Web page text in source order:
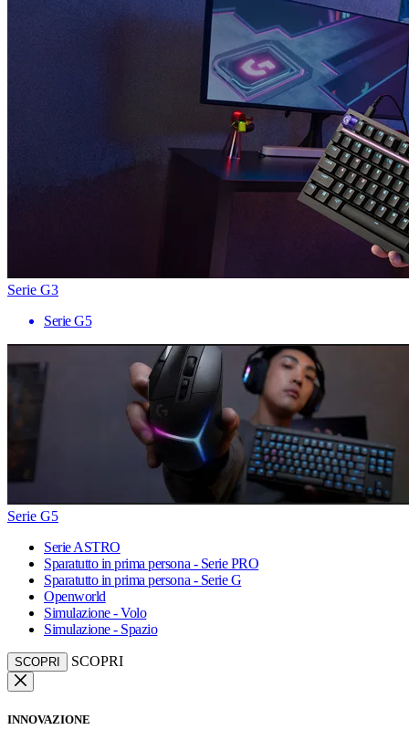
Serie G3
Serie G5
Serie G5
Serie ASTRO
Sparatutto in prima persona - Serie PRO
Sparatutto in prima persona - Serie G
Openworld
Simulazione - Volo
Simulazione - Spazio
SCOPRI SCOPRI
INNOVAZIONE